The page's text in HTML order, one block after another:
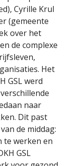
Cyrille Krul
(gemeente
over het
de complexe
Het
GSL werd
naar
Dit past
de middag:
te werken en
GSL